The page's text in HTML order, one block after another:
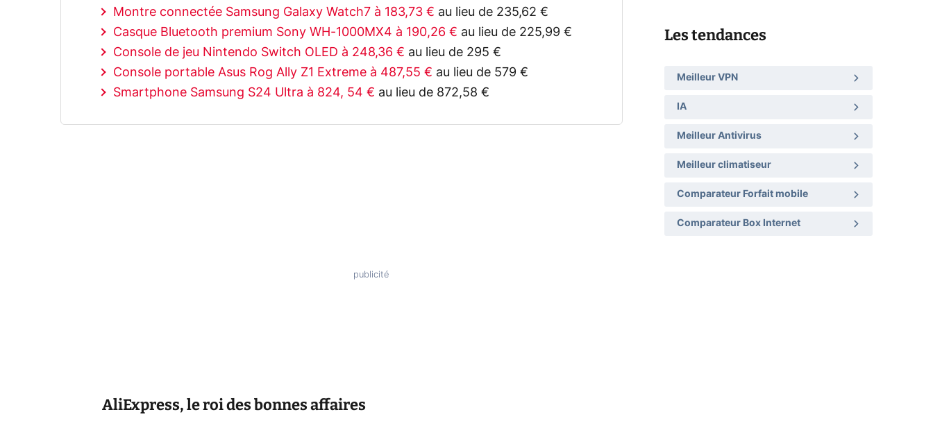
Montre connectée Samsung Galaxy Watch7 à 183,73 € au lieu de 235,62 €
Casque Bluetooth premium Sony WH-1000MX4 à 190,26 € au lieu de 225,99 €
Console de jeu Nintendo Switch OLED à 248,36 € au lieu de 295 €
Console portable Asus Rog Ally Z1 Extreme à 487,55 € au lieu de 579 €
Smartphone Samsung S24 Ultra à 824, 54 € au lieu de 872,58 €
AliExpress, le roi des bonnes affaires
Les tendances
Meilleur VPN
IA
Meilleur Antivirus
Meilleur climatiseur
Comparateur Forfait mobile
Comparateur Box Internet